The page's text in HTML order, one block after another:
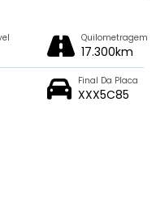
Quilometragem
17.300km
Final Da Placa
XXX5C85